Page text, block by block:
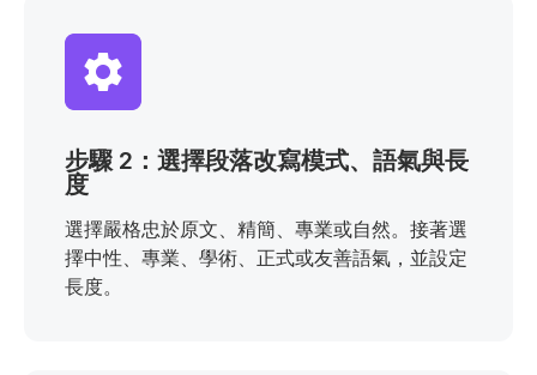
步驟 2：選擇段落改寫模式、語氣與長
度
選擇嚴格忠於原文、精簡、專業或自然。接著選
擇中性、專業、學術、正式或友善語氣，並設定
長度。